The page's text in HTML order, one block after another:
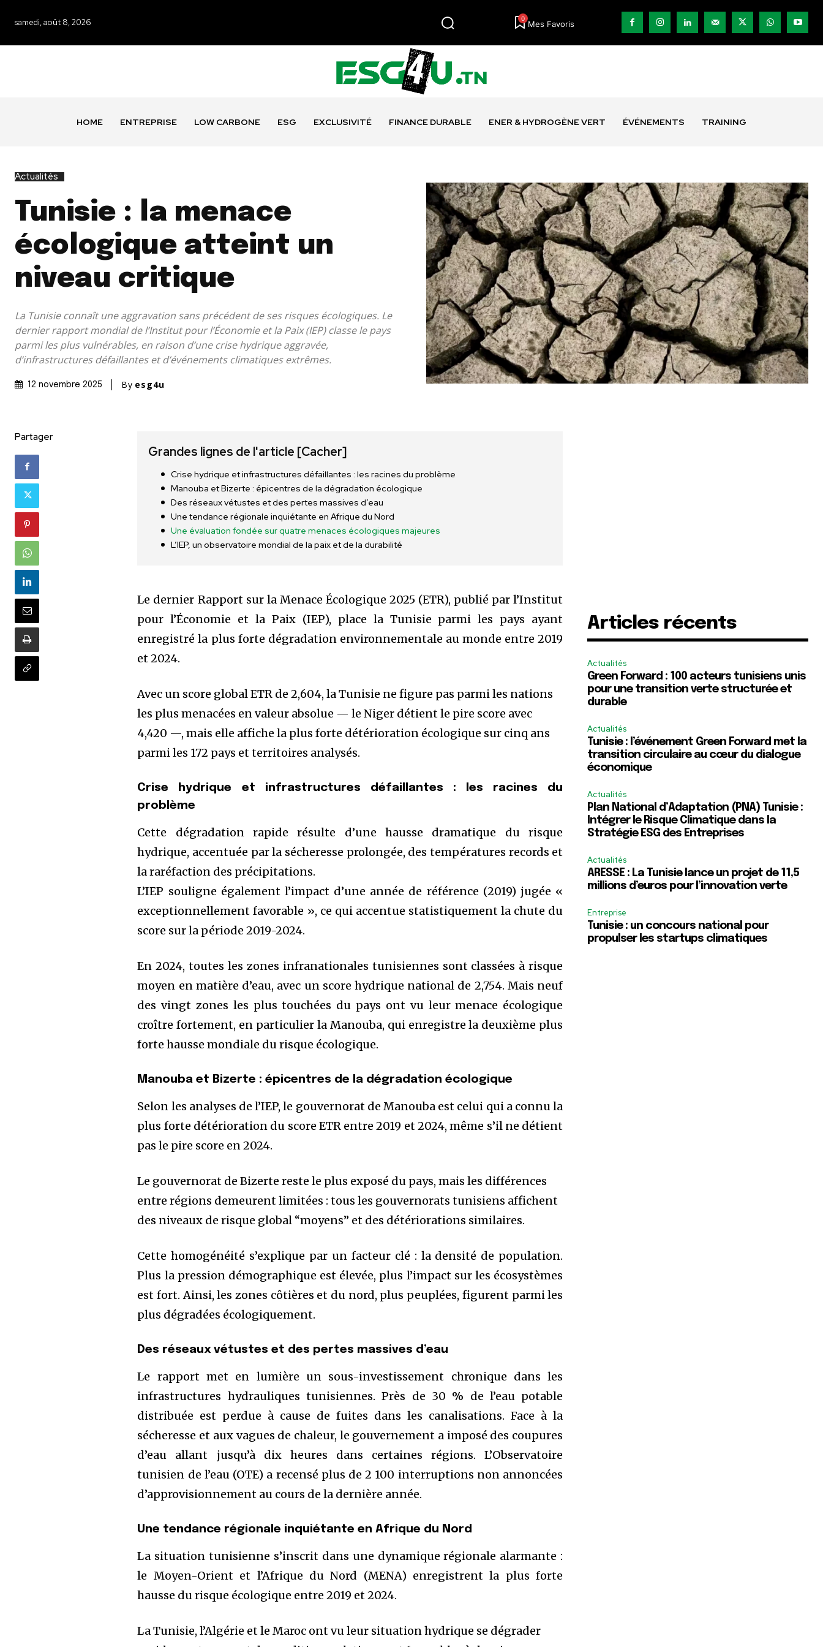
samedi, août 8, 2026 0
Mes Favoris
HOME ENTREPRISE LOW CARBONE ESG EXCLUSIVITÉ FINANCE DURABLE ENER & HYDROGÈNE VERT ÉVÉNEMENTS TRAINING
Actualités
Tunisie : la menace
écologique atteint un
niveau critique
La Tunisie connaît une aggravation sans précédent de ses risques écologiques. Le
dernier rapport mondial de l’Institut pour l’Économie et la Paix (IEP) classe le pays
parmi les plus vulnérables, en raison d’une crise hydrique aggravée,
d’infrastructures défaillantes et d’événements climatiques extrêmes.
12 novembre 2025 By esg4u
Partager
Grandes lignes de l'article [Cacher]
Crise hydrique et infrastructures défaillantes : les racines du problème
Manouba et Bizerte : épicentres de la dégradation écologique
Des réseaux vétustes et des pertes massives d’eau
Une tendance régionale inquiétante en Afrique du Nord
Une évaluation fondée sur quatre menaces écologiques majeures
L’IEP, un observatoire mondial de la paix et de la durabilité
Le dernier Rapport sur la Menace Écologique 2025 (ETR), publié par l’Institut
pour l’Économie et la Paix (IEP), place la Tunisie parmi les pays ayant
enregistré la plus forte dégradation environnementale au monde entre 2019
et 2024.
Avec un score global ETR de 2,604, la Tunisie ne figure pas parmi les nations
les plus menacées en valeur absolue — le Niger détient le pire score avec
4,420 —, mais elle affiche la plus forte détérioration écologique sur cinq ans
parmi les 172 pays et territoires analysés.
Crise hydrique et infrastructures défaillantes : les racines du
problème
Cette dégradation rapide résulte d’une hausse dramatique du risque
hydrique, accentuée par la sécheresse prolongée, des températures records et
la raréfaction des précipitations.
L’IEP souligne également l’impact d’une année de référence (2019) jugée «
exceptionnellement favorable », ce qui accentue statistiquement la chute du
score sur la période 2019-2024.
En 2024, toutes les zones infranationales tunisiennes sont classées à risque
moyen en matière d’eau, avec un score hydrique national de 2,754. Mais neuf
des vingt zones les plus touchées du pays ont vu leur menace écologique
croître fortement, en particulier la Manouba, qui enregistre la deuxième plus
forte hausse mondiale du risque écologique.
Manouba et Bizerte : épicentres de la dégradation écologique
Selon les analyses de l’IEP, le gouvernorat de Manouba est celui qui a connu la
plus forte détérioration du score ETR entre 2019 et 2024, même s’il ne détient
pas le pire score en 2024.
Le gouvernorat de Bizerte reste le plus exposé du pays, mais les différences
entre régions demeurent limitées : tous les gouvernorats tunisiens affichent
des niveaux de risque global “moyens” et des détériorations similaires.
Cette homogénéité s’explique par un facteur clé : la densité de population.
Plus la pression démographique est élevée, plus l’impact sur les écosystèmes
est fort. Ainsi, les zones côtières et du nord, plus peuplées, figurent parmi les
plus dégradées écologiquement.
Des réseaux vétustes et des pertes massives d’eau
Le rapport met en lumière un sous-investissement chronique dans les
infrastructures hydrauliques tunisiennes. Près de 30 % de l’eau potable
distribuée est perdue à cause de fuites dans les canalisations. Face à la
sécheresse et aux vagues de chaleur, le gouvernement a imposé des coupures
d’eau allant jusqu’à dix heures dans certaines régions. L’Observatoire
tunisien de l’eau (OTE) a recensé plus de 2 100 interruptions non annoncées
d’approvisionnement au cours de la dernière année.
Une tendance régionale inquiétante en Afrique du Nord
La situation tunisienne s’inscrit dans une dynamique régionale alarmante :
le Moyen-Orient et l’Afrique du Nord (MENA) enregistrent la plus forte
hausse du risque écologique entre 2019 et 2024.
La Tunisie, l’Algérie et le Maroc ont vu leur situation hydrique se dégrader
Articles récents
Actualités
Green Forward : 100 acteurs tunisiens unis
pour une transition verte structurée et
durable
Actualités
Tunisie : l’événement Green Forward met la
transition circulaire au cœur du dialogue
économique
Actualités
Plan National d’Adaptation (PNA) Tunisie :
Intégrer le Risque Climatique dans la
Stratégie ESG des Entreprises
Actualités
ARESSE : La Tunisie lance un projet de 11,5
millions d’euros pour l’innovation verte
Entreprise
Tunisie : un concours national pour
propulser les startups climatiques